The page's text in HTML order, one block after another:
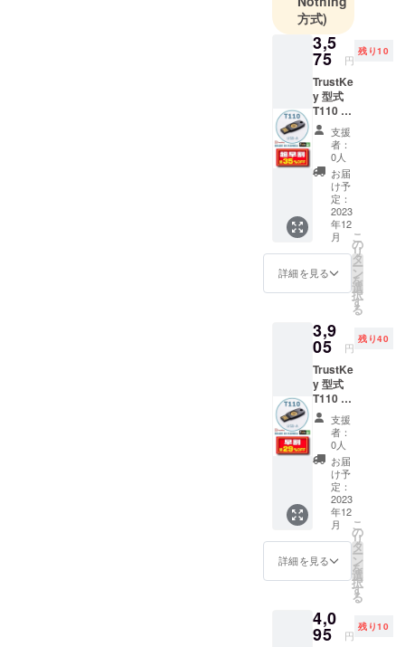
ます。
【事業内
貿易業、問
屋業、代理
業、食品、
酒類、飲
料、介護用
品、 衛生用
品、日用品
雑貨、情報
セキュリ
ティ関連製
品、海外ソ
行業等、モ
バイルアク
セサリー、
ポータブル
バッテリー
【会社名】
宏福商事合
KOFUKU
TRADING
L.L.C.）
区西尾久６
丁目13番6－
方式)
3,5
75 円
残り10
TrustKe
y 型式
T110 超
早割
35％OF
販売予
定価格
5,500円
税送料
込み
支援
者：
0人
お届
け予
定：
2023
年12
月
詳細を見る
こ
の
リ
タ
ー
ン
を
選
択
す
る
3,9
05 円
残り40
TrustKe
y 型式
T110 早
割
29％OF
販売予
定価格
5,500円
税送料
込み
支援
者：
0人
お届
け予
定：
2023
年12
月
詳細を見る
こ
の
リ
タ
ー
ン
を
選
択
す
る
4,0
95 円
残り10